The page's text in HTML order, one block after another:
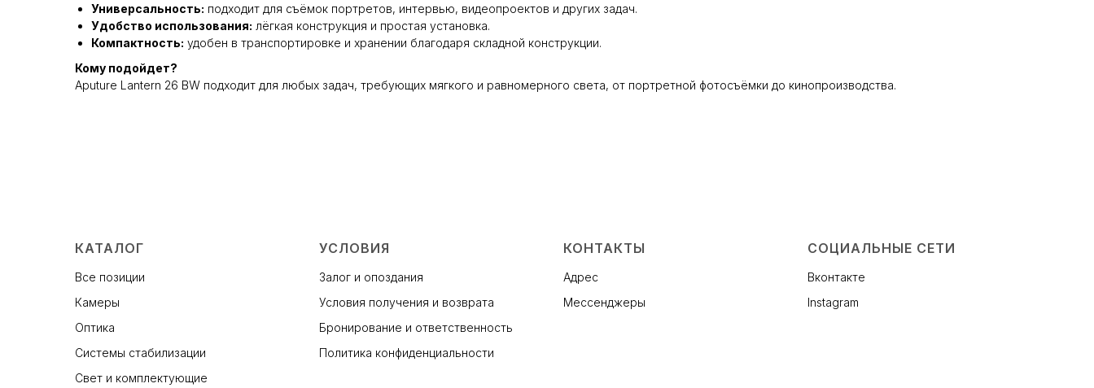
Универсальность: подходит для съёмок портретов, интервью, видеопроектов и других задач.
Удобство использования: лёгкая конструкция и простая установка.
Компактность: удобен в транспортировке и хранении благодаря складной конструкции.
Кому подойдет?
Aputure Lantern 26 BW подходит для любых задач, требующих мягкого и равномерного света, от портретной фотосъёмки до кинопроизводства.
КАТАЛОГ
Все позиции
Камеры
Оптика
Системы стабилизации
Свет и комплектующие
УСЛОВИЯ
Залог и опоздания
Условия получения и возврата
Бронирование и ответственность
Политика конфиденциальности
КОНТАКТЫ
Адрес
Мессенджеры
СОЦИАЛЬНЫЕ СЕТИ
Вконтакте
Instagram